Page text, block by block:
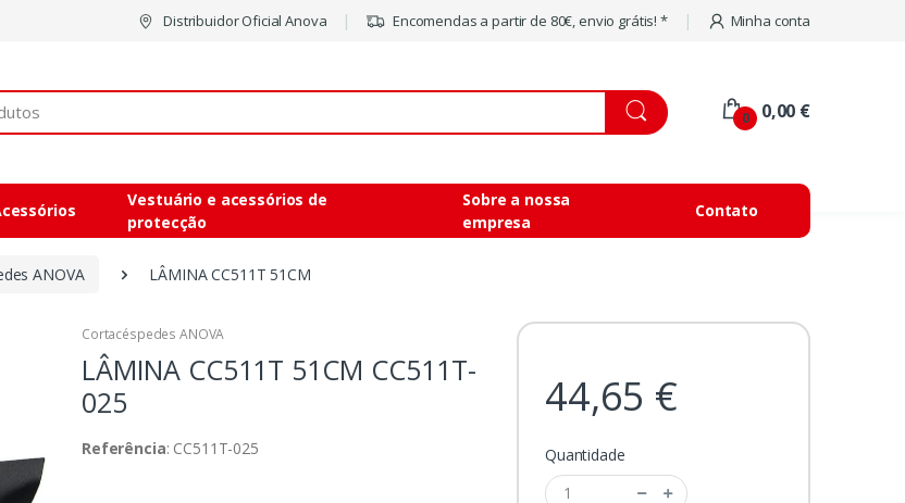
Distribuidor Oficial Anova Encomendas a partir de 80€, envio grátis! * Minha conta
0 0,00 €
Vestuário e acessórios de
protecção
Sobre a nossa
empresa
Contato
ANOVA LÂMINA CC511T 51CM
Cortacéspedes ANOVA
LÂMINA CC511T 51CM CC511T-
025
Referência: CC511T-025
44,65 €
Quantidade